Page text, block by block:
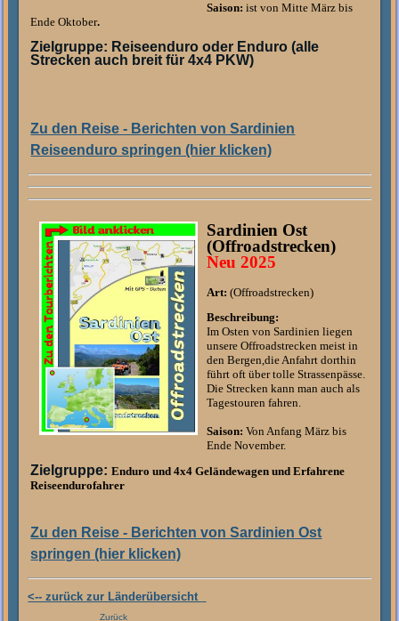
Saison:ist von Mitte März bis
Ende Oktober.
Zielgruppe: Reiseenduro oder Enduro (alle
Strecken auch breit für 4x4 PKW)
Zu den Reise - Berichten von Sardinien
Reiseenduro springen (hier klicken)
Sardinien Ost
(Offroadstrecken)
Neu 2025
Art: (Offroadstrecken)
Beschreibung:
Im Osten von Sardinien liegen
unsere Offroadstrecken meist in
den Bergen,die Anfahrt dorthin
führt oft über tolle Strassenpässe.
Die Strecken kann man auch als
Tagestouren fahren.
Saison:Von Anfang März bis
Ende November.
Zielgruppe:Enduro und 4x4 Geländewagen und Erfahrene
Reiseendurofahrer
Zu den Reise - Berichten von Sardinien Ost
springen (hier klicken)
<-- zurück zur Länderübersicht
Zurück